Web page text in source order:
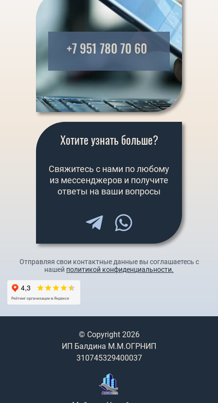
+7 951 780 70 60
Хотите узнать больше?
Свяжитесь с нами по любому
из мессенджеров и получите
ответы на ваши вопросы
Отправляя свои контактные данные вы соглашаетесь с
нашей политикой конфиденциальности.
© Copyright 2026
ИП Балдина М.М.ОГРНИП
310745329400037